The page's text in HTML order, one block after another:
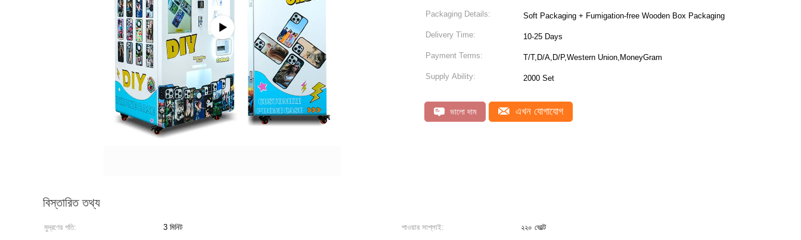
Packaging Details: Soft Packaging + Fumigation-free Wooden Box Packaging
Delivery Time: 10-25 Days
Payment Terms: T/T,D/A,D/P,Western Union,MoneyGram
Supply Ability: 2000 Set
ভালো দাম এখন যোগাযোগ
বিস্তারিত তথ্য
মুদ্রণের গতি: 3 মিনিট পাওয়ার সাপ্লাই:
২২০ ভোল্ট